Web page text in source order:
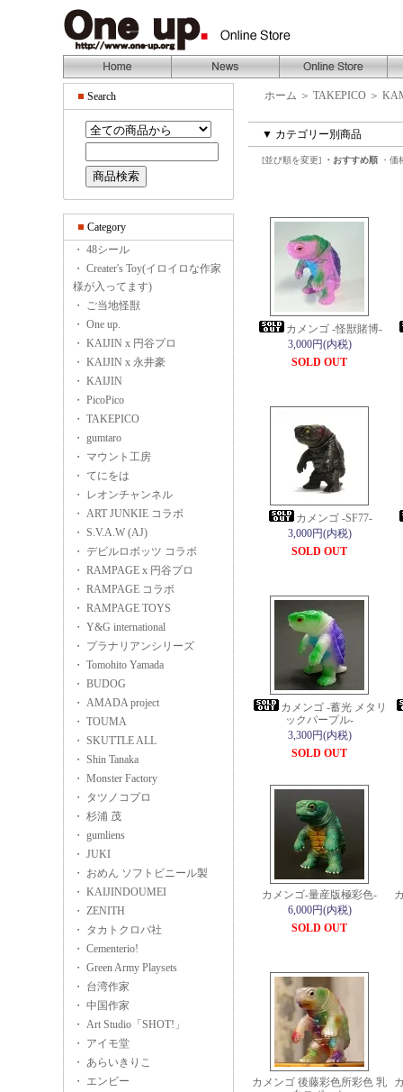
Search
Category
・ 48シール
・ Creater's Toy(イロイロな作家
様が入ってます)
・ ご当地怪獣
・ One up.
・ KAIJIN x 円谷プロ
・ KAIJIN x 永井豪
・ KAIJIN
・ PicoPico
・ TAKEPICO
・ gumtaro
・ マウント工房
・ てにをは
・ レオンチャンネル
・ ART JUNKIE コラボ
・ S.V.A.W (AJ)
・ デビルロボッツ コラボ
・ RAMPAGE x 円谷プロ
・ RAMPAGE コラボ
・ RAMPAGE TOYS
・ Y&G international
・ プラナリアンシリーズ
・ Tomohito Yamada
・ BUDOG
・ AMADA project
・ TOUMA
・ SKUTTLE ALL
・ Shin Tanaka
・ Monster Factory
・ タツノコプロ
・ 杉浦 茂
・ gumliens
・ JUKI
・ おめん ソフトビニール製
・ KAIJINDOUMEI
・ ZENITH
・ タカトクロバ社
・ Cementerio!
・ Green Army Playsets
・ 台湾作家
・ 中国作家
・ Art Studio「SHOT!」
・ アイモ堂
・ あらいきりこ
・ エンビー
ホーム ＞ TAKEPICO ＞
▼ カテゴリー別商品
[並び順を変更] ・おすすめ順 ・価
カメンゴ -怪獣賭博-
3,000円(内税)
SOLD OUT
カメンゴ -SF77-
3,000円(内税)
SOLD OUT
カメンゴ -蓄光 メタリ
ックパープル-
3,300円(内税)
SOLD OUT
カメンゴ-量産版極彩色-
6,000円(内税)
SOLD OUT
カメンゴ 後藤彩色所彩色 乳